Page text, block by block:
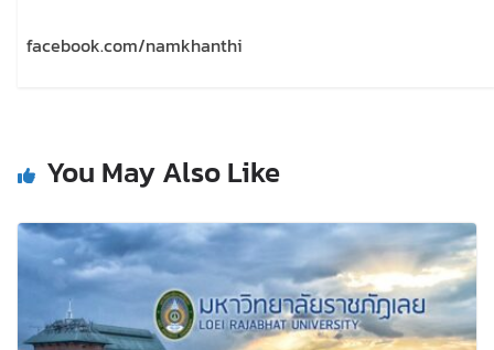
facebook.com/namkhanthi
You May Also Like